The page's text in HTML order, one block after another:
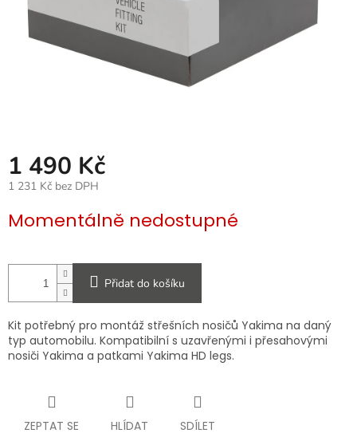
1 490 Kč
1 231 Kč bez DPH
cena:
Momentálně nedostupné
Přidat do košíku
Kit potřebný pro montáž střešních nosičů Yakima na daný
typ automobilu. Kompatibilní s uzavřenými i přesahovými
nosiči Yakima a patkami Yakima HD legs.
ZEPTAT SE HLÍDAT SDÍLET